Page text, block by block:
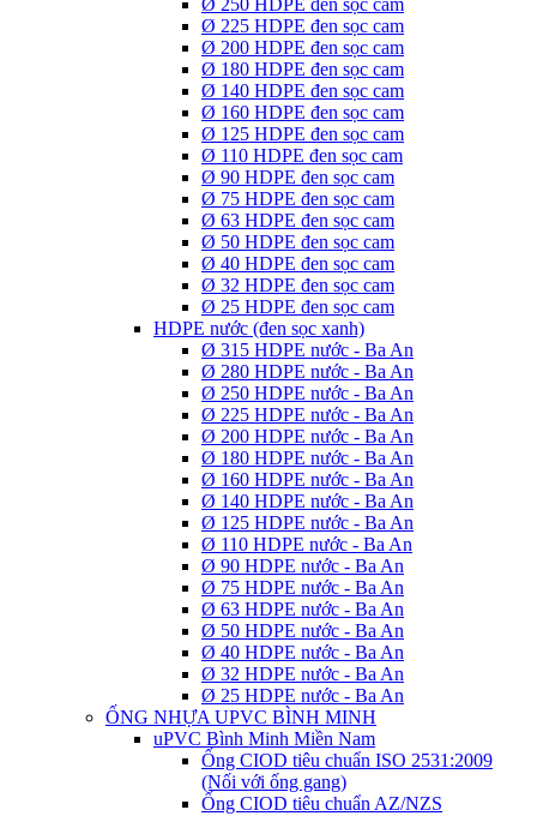
Ø 250 HDPE đen sọc cam
Ø 225 HDPE đen sọc cam
Ø 200 HDPE đen sọc cam
Ø 180 HDPE đen sọc cam
Ø 140 HDPE đen sọc cam
Ø 160 HDPE đen sọc cam
Ø 125 HDPE đen sọc cam
Ø 110 HDPE đen sọc cam
Ø 90 HDPE đen sọc cam
Ø 75 HDPE đen sọc cam
Ø 63 HDPE đen sọc cam
Ø 50 HDPE đen sọc cam
Ø 40 HDPE đen sọc cam
Ø 32 HDPE đen sọc cam
Ø 25 HDPE đen sọc cam
HDPE nước (đen sọc xanh)
Ø 315 HDPE nước - Ba An
Ø 280 HDPE nước - Ba An
Ø 250 HDPE nước - Ba An
Ø 225 HDPE nước - Ba An
Ø 200 HDPE nước - Ba An
Ø 180 HDPE nước - Ba An
Ø 160 HDPE nước - Ba An
Ø 140 HDPE nước - Ba An
Ø 125 HDPE nước - Ba An
Ø 110 HDPE nước - Ba An
Ø 90 HDPE nước - Ba An
Ø 75 HDPE nước - Ba An
Ø 63 HDPE nước - Ba An
Ø 50 HDPE nước - Ba An
Ø 40 HDPE nước - Ba An
Ø 32 HDPE nước - Ba An
Ø 25 HDPE nước - Ba An
ỐNG NHỰA UPVC BÌNH MINH
uPVC Bình Minh Miền Nam
Ống CIOD tiêu chuẩn ISO 2531:2009
(Nối với ống gang)
Ống CIOD tiêu chuẩn AZ/NZS